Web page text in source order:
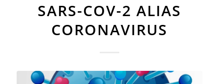
SARS-COV-2 ALIAS
CORONAVIRUS